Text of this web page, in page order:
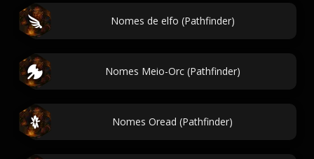
Nomes de elfo (Pathfinder)
Nomes Meio-Orc (Pathfinder)
Nomes Oread (Pathfinder)